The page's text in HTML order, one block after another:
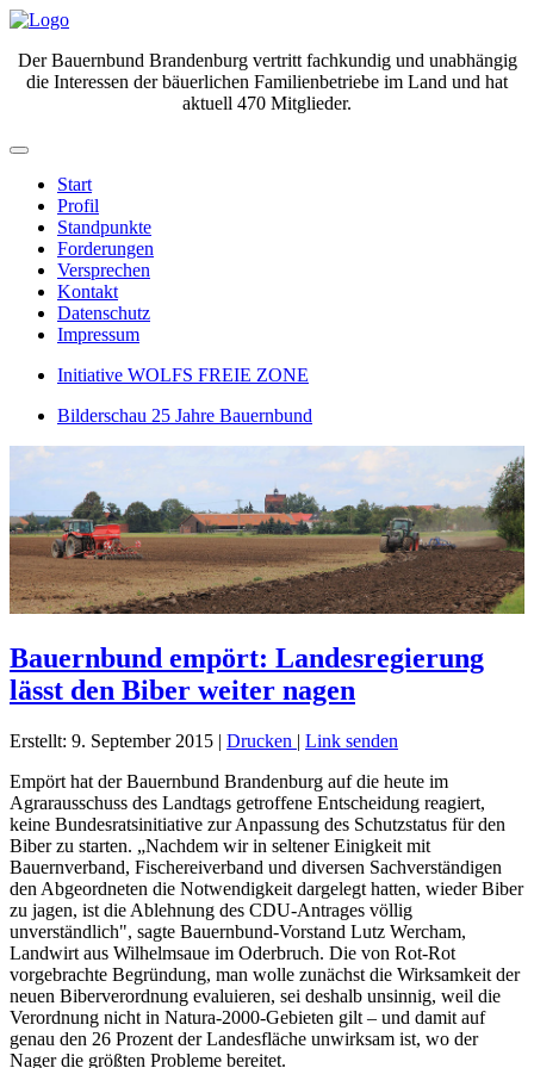
Der Bauernbund Brandenburg vertritt fachkundig und unabhängig
die Interessen der bäuerlichen Familienbetriebe im Land und hat
aktuell 470 Mitglieder.
Start
Profil
Standpunkte
Forderungen
Versprechen
Kontakt
Datenschutz
Impressum
Initiative WOLFS FREIE ZONE
Bilderschau 25 Jahre Bauernbund
Bauernbund empört: Landesregierung
lässt den Biber weiter nagen
Erstellt: 9. September 2015 | Drucken | Link senden
Empört hat der Bauernbund Brandenburg auf die heute im
Agrarausschuss des Landtags getroffene Entscheidung reagiert,
keine Bundesratsinitiative zur Anpassung des Schutzstatus für den
Biber zu starten. „Nachdem wir in seltener Einigkeit mit
Bauernverband, Fischereiverband und diversen Sachverständigen
den Abgeordneten die Notwendigkeit dargelegt hatten, wieder Biber
zu jagen, ist die Ablehnung des CDU-Antrages völlig
unverständlich", sagte Bauernbund-Vorstand Lutz Wercham,
Landwirt aus Wilhelmsaue im Oderbruch. Die von Rot-Rot
vorgebrachte Begründung, man wolle zunächst die Wirksamkeit der
neuen Biberverordnung evaluieren, sei deshalb unsinnig, weil die
Verordnung nicht in Natura-2000-Gebieten gilt – und damit auf
genau den 26 Prozent der Landesfläche unwirksam ist, wo der
Nager die größten Probleme bereitet.